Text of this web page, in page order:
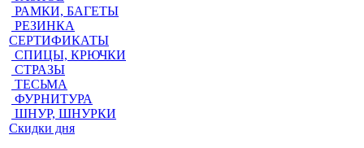
РАМКИ, БАГЕТЫ
РЕЗИНКА
СЕРТИФИКАТЫ
СПИЦЫ, КРЮЧКИ
СТРАЗЫ
ТЕСЬМА
ФУРНИТУРА
ШНУР, ШНУРКИ
Скидки дня